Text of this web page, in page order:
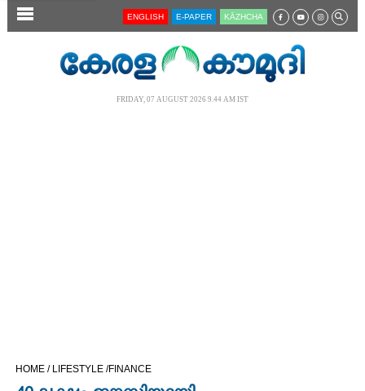
SECTIONS ENGLISH E-PAPER KĀZHCHA
FRIDAY, 07 AUGUST 2026 9.44 AM IST
HOME / LIFESTYLE /FINANCE